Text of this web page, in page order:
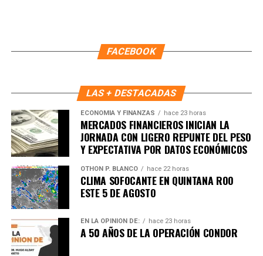
iniciativa privada y especialistas, con el objetivo de
convertir los desafíos energéticos en soluciones que
reduzcan la huella ambiental del estado.
Fuente: 5to Poder Agencia de Noticias
FACEBOOK
LAS + DESTACADAS
ECONOMÍA Y FINANZAS hace 23 horas
MERCADOS FINANCIEROS INICIAN LA
JORNADA CON LIGERO REPUNTE DEL PESO
Y EXPECTATIVA POR DATOS ECONÓMICOS
OTHON P. BLANCO hace 22 horas
CLIMA SOFOCANTE EN QUINTANA ROO
ESTE 5 DE AGOSTO
EN LA OPINIÓN DE: hace 23 horas
A 50 AÑOS DE LA OPERACIÓN CONDOR